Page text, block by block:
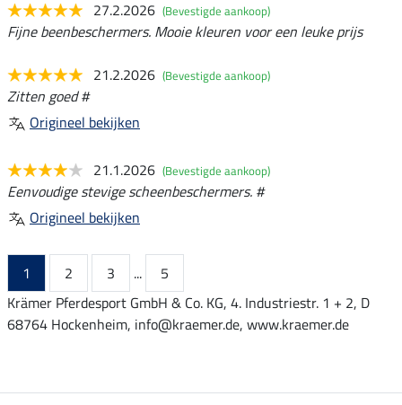
27.2.2026 (Bevestigde aankoop)
Fijne beenbeschermers. Mooie kleuren voor een leuke prijs
21.2.2026 (Bevestigde aankoop)
Zitten goed #
Origineel bekijken
21.1.2026 (Bevestigde aankoop)
Eenvoudige stevige scheenbeschermers. #
Origineel bekijken
1 2 3 ...
5
Krämer Pferdesport GmbH & Co. KG, 4. Industriestr. 1 + 2, D
68764 Hockenheim, info@kraemer.de, www.kraemer.de